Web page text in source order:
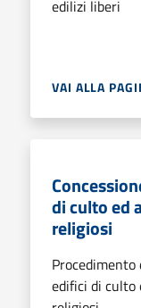
edilizi liberi
VAI ALLA
di culto ed
religiosi
edifici di culto